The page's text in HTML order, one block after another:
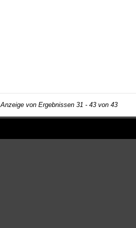
Anzeige von Ergebnissen 31 - 43 von 43